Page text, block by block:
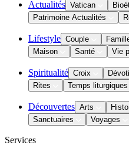
Actualités Vatican
Patrimoine Actualités
Lifestyle Couple
Maison
Santé Vie
Spiritualité Croix
Rites
Temps liturgiques
Découvertes Arts
Sanctuaires
Voyages
Services